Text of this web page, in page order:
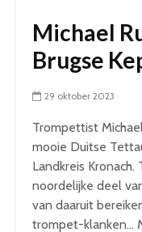
Michael
Brugse
29 oktober 2023
Trompettist
mooie Duitse
Landkreis
noordelijke deel
van daaruit
trompet-klanken…